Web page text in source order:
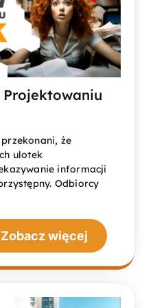
Projektowaniu
że
ulotek
informacji
Odbiorcy
Zobacz więcej